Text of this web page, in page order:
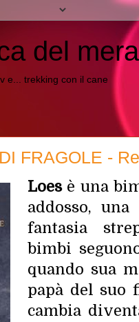
del
e... trekking con il cane
FRAGOLE -
Loes è una
addosso,
fantasia
bimbi
quando sua
papà del suo
cambia